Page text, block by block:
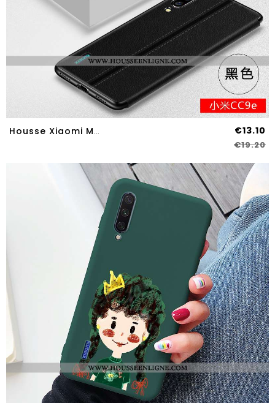
Housse Xiaomi Mi A3 Cuir Fluide Doux Clamshell Silicone Petit Protection Noir €13.10
€19.20